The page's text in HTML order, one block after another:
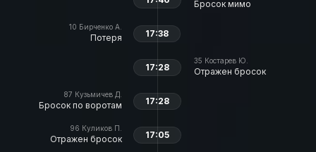
Бросок мимо
10 Бирченко А.
Потеря 17:38
35 Костарев Ю.
Отражен бросок
17:28
87 Кузьмичев Д.
Бросок по воротам 17:28
96 Куликов П.
Отражен бросок 17:05